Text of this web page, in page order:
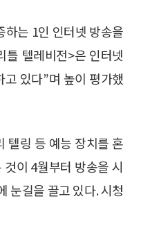
는 1인 인터넷 방송을
텔레비전>은 인터넷
있다”며 높이 평가했
텔링 등 예능 장치를 혼
이 4월부터 방송을 시
눈길을 끌고 있다. 시청